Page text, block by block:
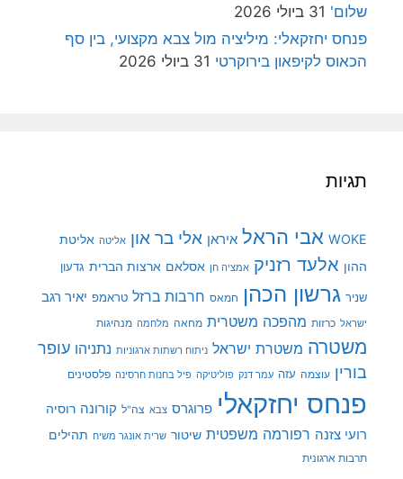
שלום' 31 ביולי 2026
פנחס יחזקאלי: מיליציה מול צבא מקצועי, בין סף
הכאוס לקיפאון בירוקרטי 31 ביולי 2026
תגיות
WOKE אבי הראל איראן אלי בר און אליטה אליטת
ההון אלעד רזניק אמציה חן אסלאם ארצות הברית גדעון
שניר גרשון הכהן חמאס חרבות ברזל טראמפ יאיר רגב
ישראל כרזות מהפכה משטרית מחאה מלחמה מנהיגות
משטרה משטרת ישראל ניתוח רשתות ארגוניות נתניהו עופר
בורין עוצמה עזה עמר דנק פוליטיקה פיל בחנות חרסינה פלסטינים
פנחס יחזקאלי פרוגרס צבא צה"ל קורונה רוסיה
רועי צזנה רפורמה משפטית שיטור שרית אונגר משיח תהילים
תרבות ארגונית